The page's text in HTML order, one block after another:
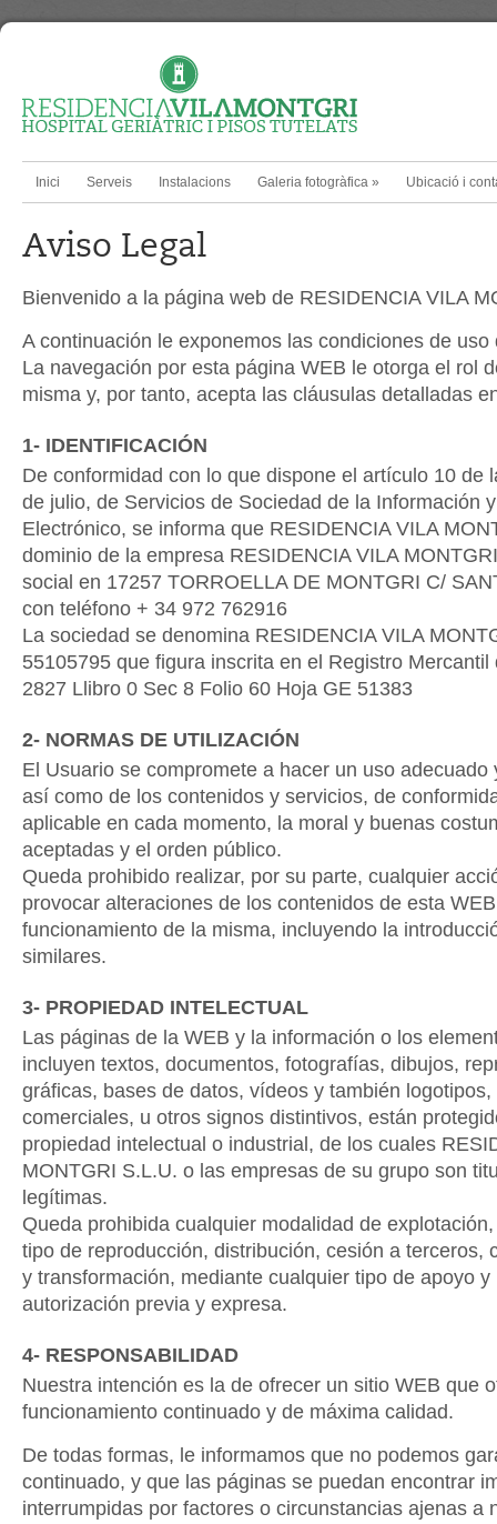
Inici Serveis Instalacions Galeria fotogràfica » Ubicació i
Aviso Legal
Bienvenido a la página web de RESIDENCIA VILA
A continuación le exponemos las condiciones de
La navegación por esta página WEB le otorga el rol
misma y, por tanto, acepta las cláusulas detalladas
1- IDENTIFICACIÓN
De conformidad con lo que dispone el artículo 10 de
de julio, de Servicios de Sociedad de la Información
Electrónico, se informa que RESIDENCIA VILA
dominio de la empresa RESIDENCIA VILA
social en 17257 TORROELLA DE MONTGRI C/
con teléfono + 34 972 762916
La sociedad se denomina RESIDENCIA VILA
55105795 que figura inscrita en el Registro Mercantil
2827 Llibro 0 Sec 8 Folio 60 Hoja GE 51383
2- NORMAS DE UTILIZACIÓN
El Usuario se compromete a hacer un uso
así como de los contenidos y servicios, de
aplicable en cada momento, la moral y buenas
aceptadas y el orden público.
Queda prohibido realizar, por su parte, cualquier
provocar alteraciones de los contenidos de esta
funcionamiento de la misma, incluyendo la
similares.
3- PROPIEDAD INTELECTUAL
Las páginas de la WEB y la información o los
incluyen textos, documentos, fotografías, dibujos,
gráficas, bases de datos, vídeos y también
comerciales, u otros signos distintivos, están
propiedad intelectual o industrial, de los cuales
MONTGRI S.L.U. o las empresas de su grupo son
legítimas.
Queda prohibida cualquier modalidad de
tipo de reproducción, distribución, cesión a terceros,
y transformación, mediante cualquier tipo de apoyo y
autorización previa y expresa.
4- RESPONSABILIDAD
Nuestra intención es la de ofrecer un sitio WEB que
funcionamiento continuado y de máxima calidad.
De todas formas, le informamos que no podemos
continuado, y que las páginas se puedan encontrar
interrumpidas por factores o circunstancias ajenas a